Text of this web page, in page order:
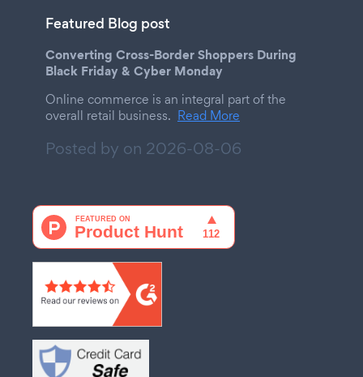
Featured Blog post
Converting Cross-Border Shoppers During
Black Friday & Cyber Monday
Online commerce is an integral part of the
overall retail business. Read More
Posted by on 2026-08-06